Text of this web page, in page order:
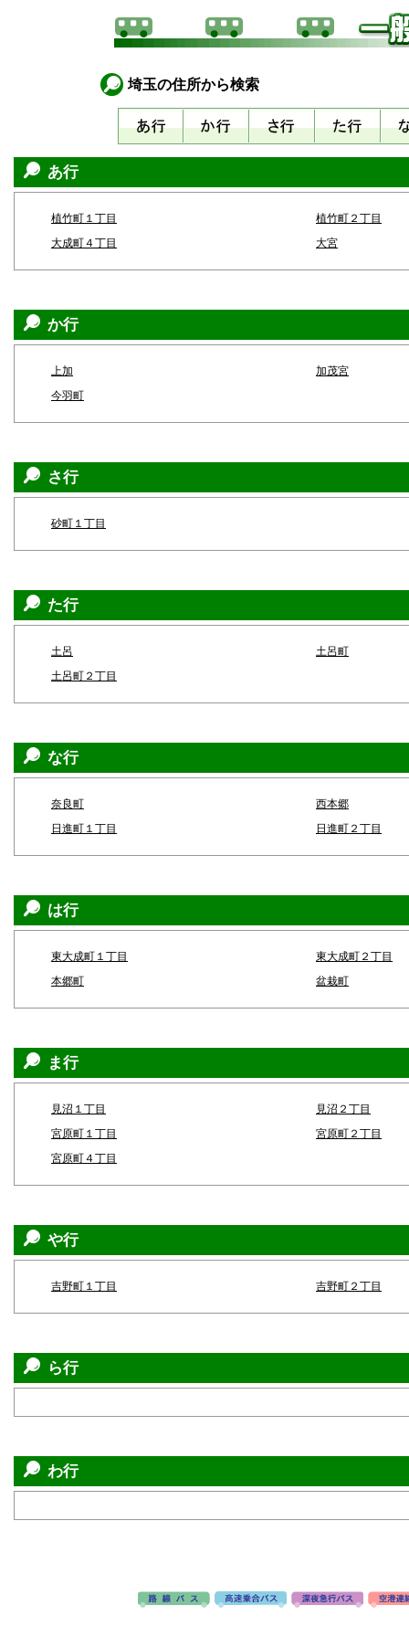
埼玉の住所から検索
あ行
植竹町１丁目
植竹町２丁目
大成町４丁目
大宮
か行
上加
加茂宮
今羽町
さ行
砂町１丁目
た行
土呂
土呂町
土呂町２丁目
な行
奈良町
西本郷
日進町１丁目
日進町２丁目
は行
東大成町１丁目
東大成町２丁目
本郷町
盆栽町
ま行
見沼１丁目
見沼２丁目
宮原町１丁目
宮原町２丁目
宮原町４丁目
や行
吉野町１丁目 吉野町２丁目
ら行
わ行